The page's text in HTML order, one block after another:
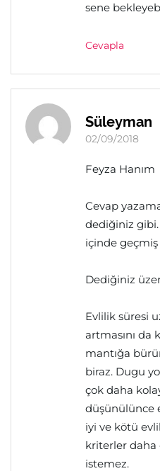
sene
Cevapla
Süleyman
02/09/2018
Feyza Hanım
Cevap
dediğiniz gibi.
içinde geçmiş
Dediğiniz
Evlilik süresi
artmasını da
mantığa
biraz. Dugu
çok daha
düşünülünce
iyi ve kötü
kriterler daha
istemez.